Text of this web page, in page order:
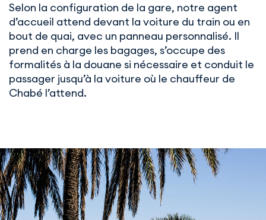
Selon la configuration de la gare, notre agent
d’accueil attend devant la voiture du train ou en
bout de quai, avec un panneau personnalisé. Il
prend en charge les bagages, s’occupe des
formalités à la douane si nécessaire et conduit le
passager jusqu’à la voiture où le chauffeur de
Chabé l’attend.